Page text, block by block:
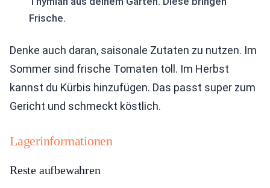
Frische.
Denke auch daran, saisonale Zutaten zu nutzen. Im
Sommer sind frische Tomaten toll. Im Herbst
kannst du Kürbis hinzufügen. Das passt super zum
Gericht und schmeckt köstlich.
Lagerinformationen
Reste aufbewahren